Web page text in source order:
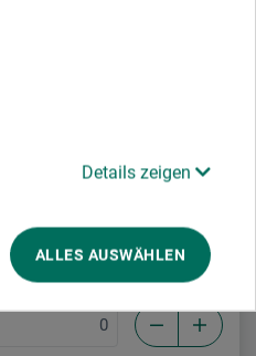
Details zeigen
ALLES AUSWÄHLEN